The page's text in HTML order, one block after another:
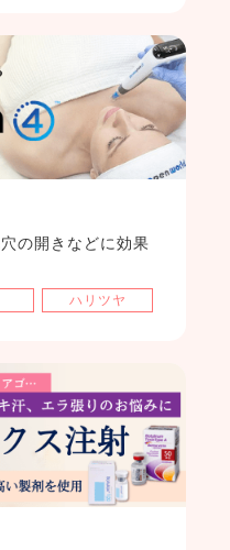
の開きなどに効果
ハリツヤ